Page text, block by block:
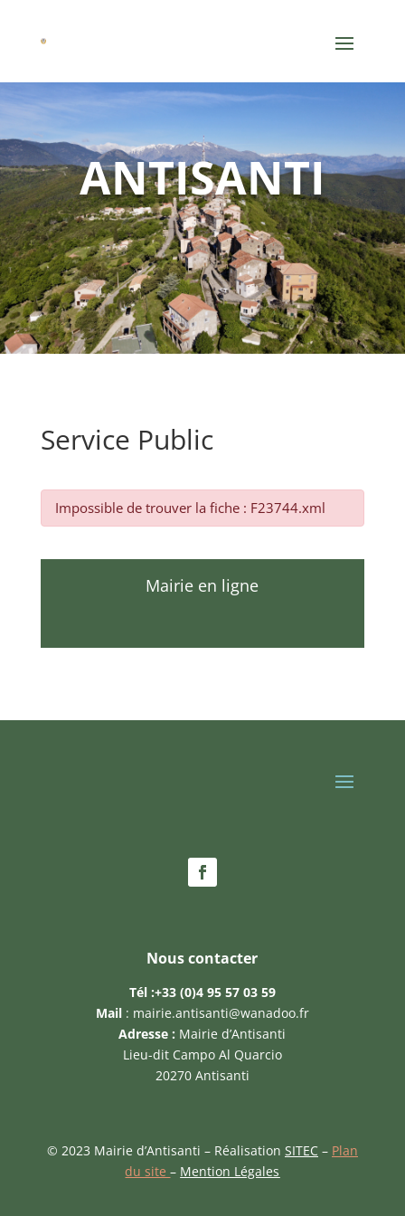
ANTISANTI
Service Public
Impossible de trouver la fiche : F23744.xml
Mairie en ligne
Nous contacter
Tél :+33 (0)4 95 57 03 59
Mail: mairie.antisanti@wanadoo.fr
Adresse : Mairie d’Antisanti
Lieu-dit Campo Al Quarcio
20270 Antisanti
© 2023 Mairie d’Antisanti – Réalisation SITEC – Plan
du site– Mention Légales